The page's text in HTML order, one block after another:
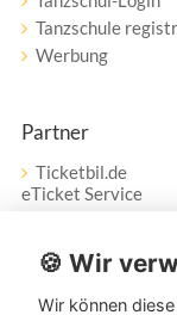
Tanzschule
Werbung
Partner
Ticketbil.de
eTicket Service
Vertrag widerrufen
🍪 Wir
Wir können